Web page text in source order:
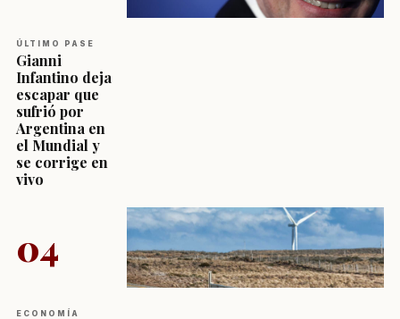
ÚLTIMO PASE
Gianni
Infantino deja
escapar que
sufrió por
Argentina en
el Mundial y
se corrige en
vivo
04
ECONOMÍA